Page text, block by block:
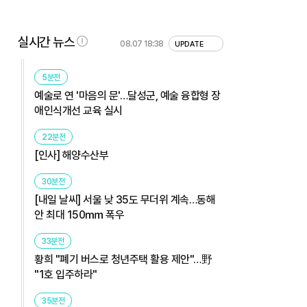
실시간 뉴스 08.07 18:38 UPDATE
5분전
예술로 연 '마음의 문'…달성군, 예술 융합형 장
애인식개선 교육 실시
22분전
[인사] 해양수산부
30분전
[내일 날씨] 서울 낮 35도 무더위 계속…동해
안 최대 150㎜ 폭우
33분전
황희 "폐기 버스로 청년주택 활용 제안"…野
"1호 입주하라"
35분전